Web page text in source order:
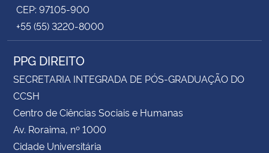
CEP: 97105-900
+55 (55) 3220-8000
PPG DIREITO
SECRETARIA INTEGRADA DE PÓS-GRADUAÇÃO DO
CCSH
Centro de Ciências Sociais e Humanas
Av. Roraima, nº 1000
Cidade Universitária